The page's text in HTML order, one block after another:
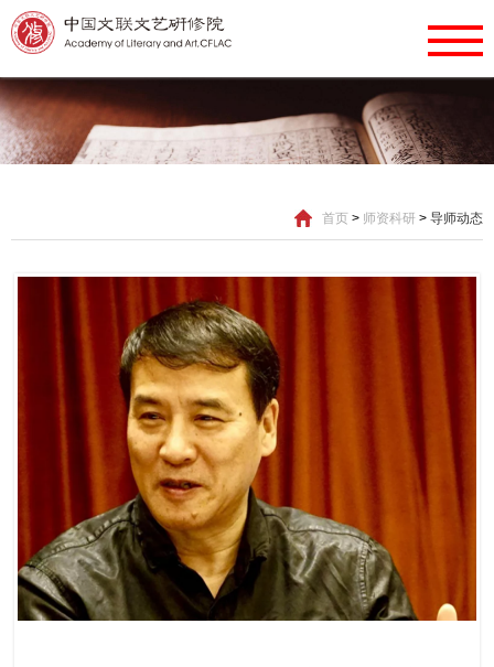
首页 > 师资科研 > 导师动态